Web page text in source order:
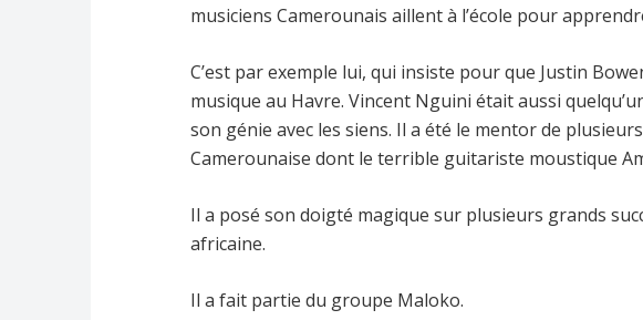
musiciens Camerounais aillent à l’école pour
C’est par exemple lui, qui insiste pour que Justin
musique au Havre. Vincent Nguini était aussi
son génie avec les siens. Il a été le mentor de
Camerounaise dont le terrible guitariste moustique
Il a posé son doigté magique sur plusieurs grands
africaine.
Il a fait partie du groupe Maloko.